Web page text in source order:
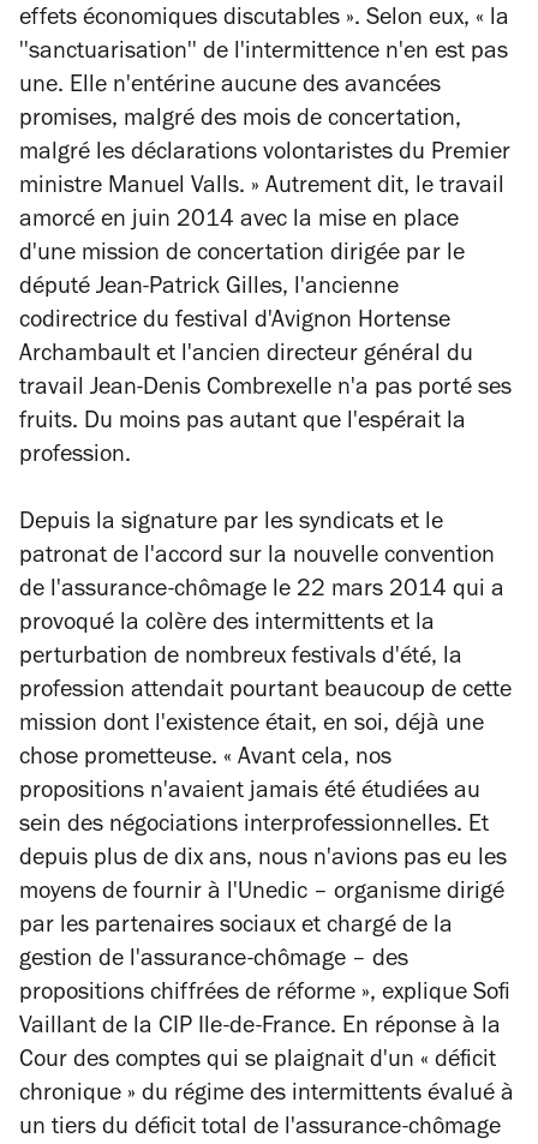
effets économiques discutables ». Selon eux, « la
''sanctuarisation'' de l'intermittence n'en est pas
une. Elle n'entérine aucune des avancées
promises, malgré des mois de concertation,
malgré les déclarations volontaristes du Premier
ministre Manuel Valls. » Autrement dit, le travail
amorcé en juin 2014 avec la mise en place
d'une mission de concertation dirigée par le
député Jean-Patrick Gilles, l'ancienne
codirectrice du festival d'Avignon Hortense
Archambault et l'ancien directeur général du
travail Jean-Denis Combrexelle n'a pas porté ses
fruits. Du moins pas autant que l'espérait la
profession.
Depuis la signature par les syndicats et le
patronat de l'accord sur la nouvelle convention
de l'assurance-chômage le 22 mars 2014 qui a
provoqué la colère des intermittents et la
perturbation de nombreux festivals d'été, la
profession attendait pourtant beaucoup de cette
mission dont l'existence était, en soi, déjà une
chose prometteuse. « Avant cela, nos
propositions n'avaient jamais été étudiées au
sein des négociations interprofessionnelles. Et
depuis plus de dix ans, nous n'avions pas eu les
moyens de fournir à l'Unedic – organisme dirigé
par les partenaires sociaux et chargé de la
gestion de l'assurance-chômage – des
propositions chiffrées de réforme », explique Sofi
Vaillant de la CIP Ile-de-France. En réponse à la
Cour des comptes qui se plaignait d'un « déficit
chronique » du régime des intermittents évalué à
un tiers du déficit total de l'assurance-chômage